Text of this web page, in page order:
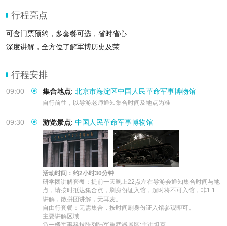
行程亮点
可含门票预约，多套餐可选，省时省心
深度讲解，全方位了解军博历史及荣
行程安排
09:00 集合地点: 北京市海淀区中国人民革命军事博物馆
自行前往，以导游老师通知集合时间及地点为准
09:30 游览景点: 中国人民革命军事博物馆
活动时间：约2小时30分钟
研学团讲解套餐：提前一天晚上22点左右导游会通知集合时间与地
点，请按时抵达集合点，刷身份证入馆，超时将不可入馆，非1:1
讲解，散拼团讲解，无耳麦。
自由行套餐：无需集合，按时间刷身份证入馆参观即可。
主要讲解区域: